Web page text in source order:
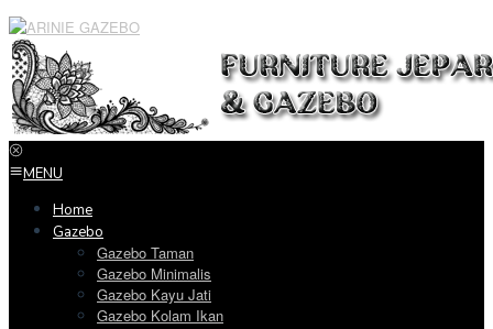
Loncat
ke
konten
MENU
Home
Gazebo
Gazebo Taman
Gazebo Minimalis
Gazebo Kayu Jati
Gazebo Kolam Ikan